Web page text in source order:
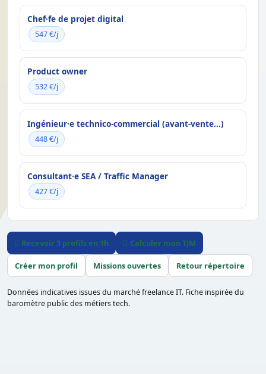
Chef·fe de projet digital
547 €/j
Product owner
532 €/j
Ingénieur·e technico-commercial (avant-vente...)
448 €/j
Consultant·e SEA / Traffic Manager
427 €/j
Recevoir 3 profils en 1h Calculer mon TJM
Créer mon profil Missions ouvertes Retour répertoire
Données indicatives issues du marché freelance IT. Fiche inspirée du
baromètre public des métiers tech.